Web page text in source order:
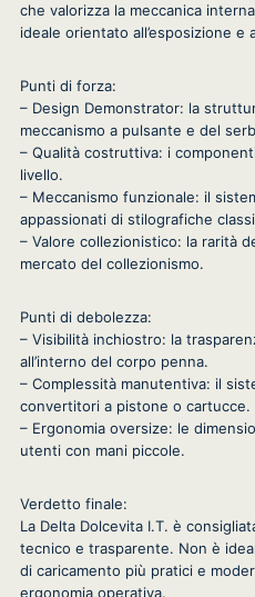
che valorizza la meccanica
ideale orientato all’esposizione
Punti di forza:
– Design Demonstrator: la
meccanismo a pulsante e del
– Qualità costruttiva: i
livello.
– Meccanismo funzionale: il
appassionati di stilografiche
– Valore collezionistico: la rarità
mercato del collezionismo.
Punti di debolezza:
– Visibilità inchiostro: la
all’interno del corpo penna.
– Complessità manutentiva: il
convertitori a pistone o cartucce.
– Ergonomia oversize: le
utenti con mani piccole.
Verdetto finale:
La Delta Dolcevita I.T. è
tecnico e trasparente. Non è
di caricamento più pratici e
ergonomia operativa.